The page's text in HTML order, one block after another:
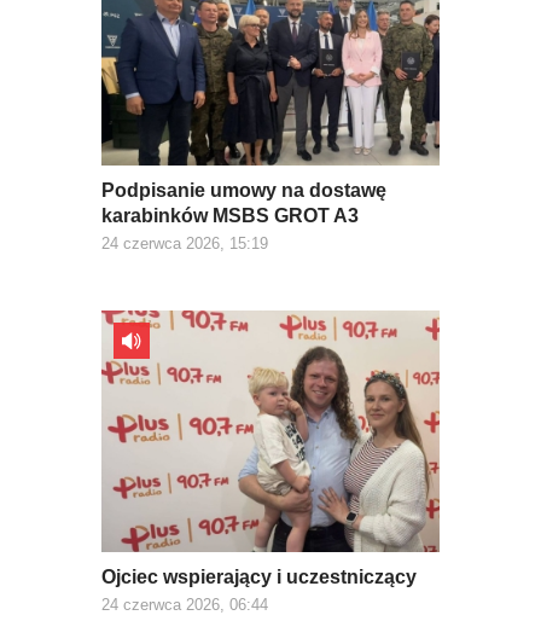
Podpisanie umowy na dostawę
karabinków MSBS GROT A3
24 czerwca 2026, 15:19
Ojciec wspierający i uczestniczący
24 czerwca 2026, 06:44